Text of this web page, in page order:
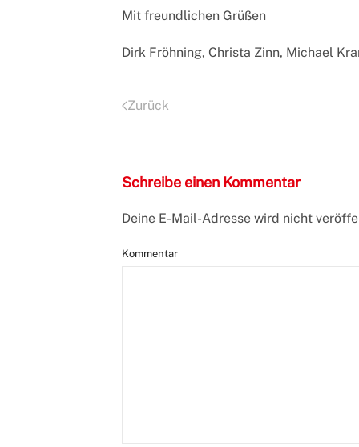
Mit freundlichen Grüßen
Dirk Fröhning, Christa Zinn, Michael
Zurück
Schreibe einen Kommentar
Deine E-Mail-Adresse wird nicht
Kommentar